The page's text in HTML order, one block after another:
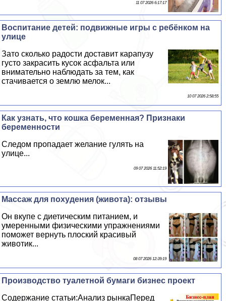
11 07 2026 6:17:17
Воспитание детей: подвижные игры с ребёнком на
улице
Зато сколько радости доставит карапузу
густо закрасить кусок асфальта или
внимательно наблюдать за тем, как
стачивается о землю мелок...
10 07 2026 2:58:55
Как узнать, что кошка беременная? Признаки
беременности
Следом пропадает желание гулять на
улице...
09 07 2026 11:52:19
Массаж для похудения (живота): отзывы
Он вкупе с диетическим питанием, и
умеренными физическими упражнениями
поможет вернуть плоский красивый
животик...
08 07 2026 12:39:19
Производство туалетной бумаги бизнес проект
Содержание статьи:Анализ рынкаПеред